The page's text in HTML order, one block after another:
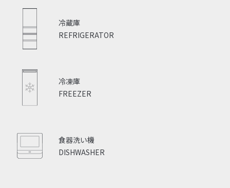
REFRIGERATOR
冷蔵庫
FREEZER
冷凍庫
DISHWASHER
食器洗い機